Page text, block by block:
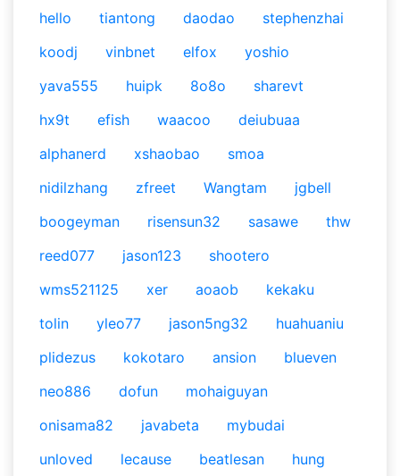
hello
tiantong daodao
stephenzhai
koodj
vinbnet elfox
yoshio
yava555
huipk 8o8o
sharevt
hx9t
efish waacoo
deiubuaa
alphanerd
xshaobao
smoa
nidilzhang
zfreet Wangtam
jgbell
boogeyman
risensun32 sasawe
thw
reed077
jason123
shootero
wms521125
xer aoaob
kekaku
tolin
yleo77 jason5ng32
huahuaniu
plidezus
kokotaro ansion
blueven
neo886
dofun
mohaiguyan
onisama82
javabeta
mybudai
unloved
lecause beatlesan hung